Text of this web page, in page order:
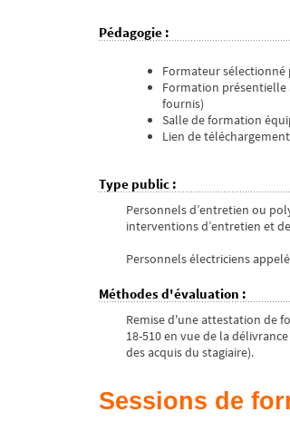
Pédagogie :
Formateur
Formation
fournis)
Salle de formation
Lien de
Type public :
Personnels d’entretien ou
interventions d’entretien et
Personnels électriciens
Méthodes d'évaluation :
Remise d'une attestation de
18-510 en vue de la
des acquis du stagiaire).
Sessions de